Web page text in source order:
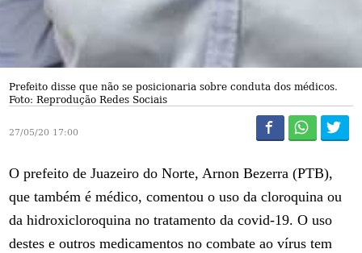
Prefeito disse que não se posicionaria sobre conduta dos médicos.
Foto: Reprodução Redes Sociais
27/05/20 17:00
O prefeito de Juazeiro do Norte, Arnon Bezerra (PTB),
que também é médico, comentou o uso da cloroquina ou
da hidroxicloroquina no tratamento da covid-19. O uso
destes e outros medicamentos no combate ao vírus tem